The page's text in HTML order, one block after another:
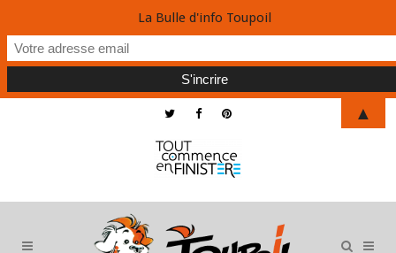
La Bulle d'info Toupoil
▲